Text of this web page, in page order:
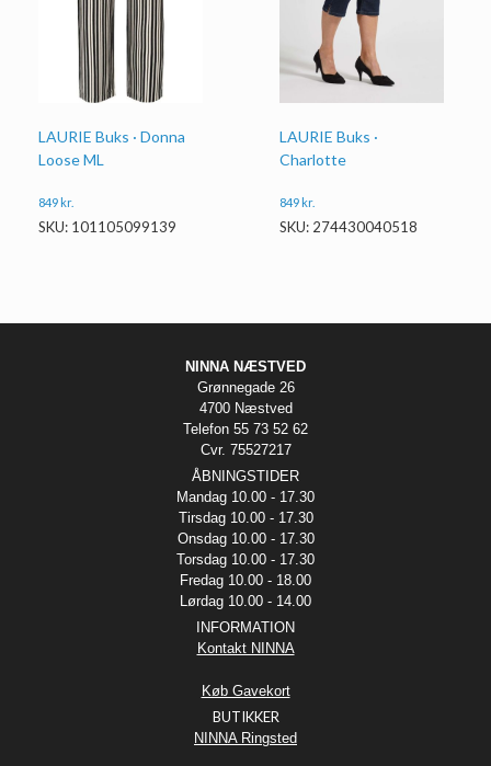
LAURIE Buks · Donna
Loose ML
849kr.
SKU: 101105099139
LAURIE Buks ·
Charlotte
849kr.
SKU: 274430040518
NINNA NÆSTVED
Grønnegade 26
4700 Næstved
Telefon 55 73 52 62
Cvr. 75527217
ÅBNINGSTIDER
Mandag 10.00 - 17.30
Tirsdag 10.00 - 17.30
Onsdag 10.00 - 17.30
Torsdag 10.00 - 17.30
Fredag 10.00 - 18.00
Lørdag 10.00 - 14.00
INFORMATION
Kontakt NINNA
Køb Gavekort
BUTIKKER
NINNA Ringsted